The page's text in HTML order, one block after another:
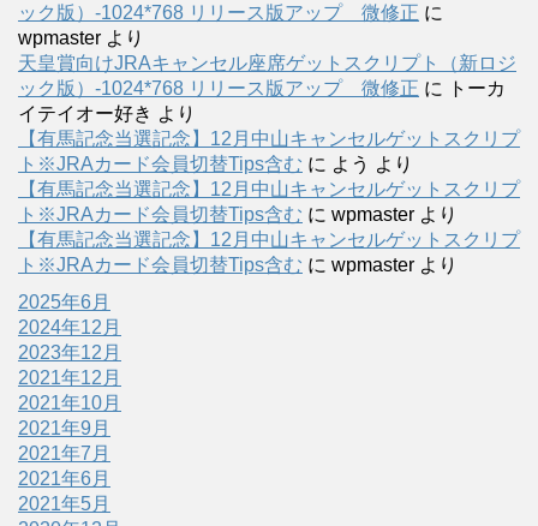
ック版）-1024*768 リリース版アップ 微修正 に
wpmaster より
天皇賞向けJRAキャンセル座席ゲットスクリプト（新ロジ
ック版）-1024*768 リリース版アップ 微修正 に
トーカ
イテイオー好き より
【有馬記念当選記念】12月中山キャンセルゲットスクリプ
ト※JRAカード会員切替Tips含む に よう より
【有馬記念当選記念】12月中山キャンセルゲットスクリプ
ト※JRAカード会員切替Tips含む に wpmaster より
【有馬記念当選記念】12月中山キャンセルゲットスクリプ
ト※JRAカード会員切替Tips含む に wpmaster より
2025年6月
2024年12月
2023年12月
2021年12月
2021年10月
2021年9月
2021年7月
2021年6月
2021年5月